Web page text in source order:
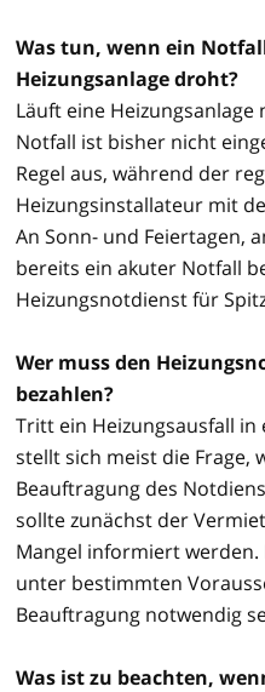
Was tun, wenn ein
Heizungsanlage droht?
Läuft eine
Notfall ist bisher nicht
Regel aus, während der
Heizungsinstallateur mit
An Sonn- und Feiertagen,
bereits ein akuter Notfall
Heizungsnotdienst für
Wer muss den
bezahlen?
Tritt ein Heizungsausfall
stellt sich meist die Frage,
Beauftragung des
sollte zunächst der
Mangel informiert
unter bestimmten
Beauftragung notwendig
Was ist zu beachten,